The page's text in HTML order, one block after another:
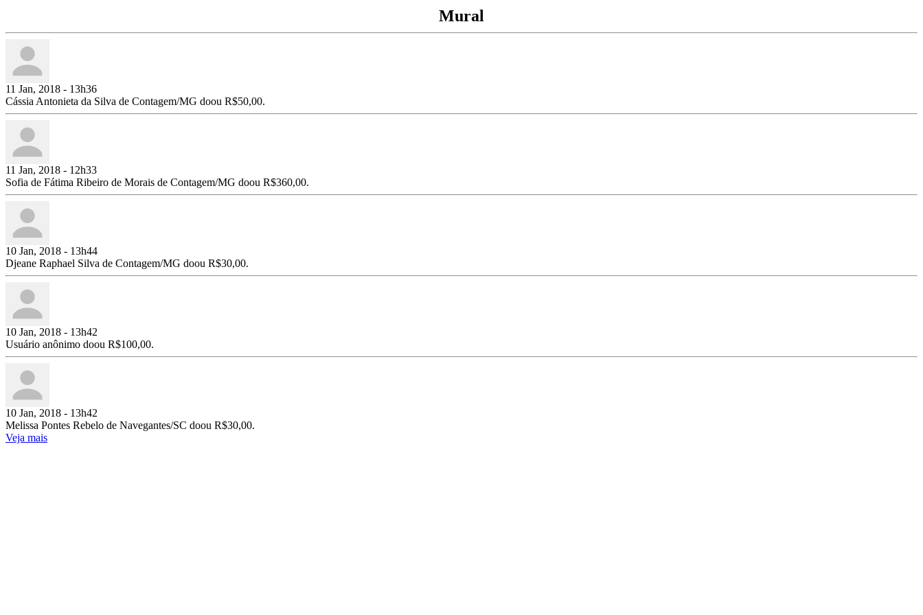
Mural
11 Jan, 2018 - 13h36
Cássia Antonieta da Silva de Contagem/MG doou R$50,00.
11 Jan, 2018 - 12h33
Sofia de Fátima Ribeiro de Morais de Contagem/MG doou R$360,00.
10 Jan, 2018 - 13h44
Djeane Raphael Silva de Contagem/MG doou R$30,00.
10 Jan, 2018 - 13h42
Usuário anônimo doou R$100,00.
10 Jan, 2018 - 13h42
Melissa Pontes Rebelo de Navegantes/SC doou R$30,00.
Veja mais